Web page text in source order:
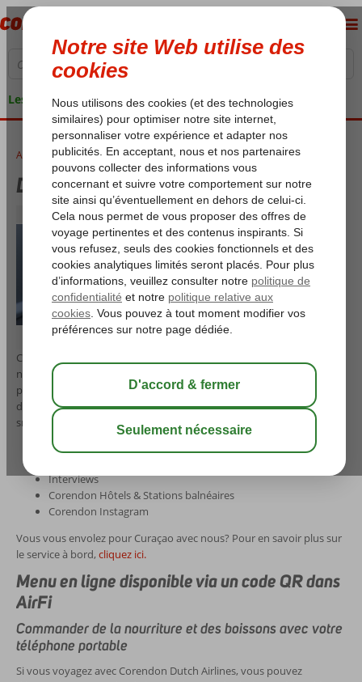
Les garanties de vacances
Accueil Divertissement à bord
Divertissement à bord
Corendon propose des divertissements sur chaque vol. Pour tous
nos vols, à l'exception de Curaçao, les divertissements sont
proposés via l'intranet de bord. Prenez le temps de lire le journal ou
de laisser les enfants jouer à un jeu. N'oubliez pas d'emporter votre
smartphone, votre tablette ou votre ordinateur portable à bord!
Nouvelles Cor & Don
Interviews
Corendon Hôtels & Stations balnéaires
Corendon Instagram
Vous vous envolez pour Curaçao avec nous? Pour en savoir plus sur
le service à bord, cliquez ici.
Menu en ligne disponible via un code QR dans
AirFi
Commander de la nourriture et des boissons avec votre
téléphone portable
Si vous voyagez avec Corendon Dutch Airlines, vous pouvez